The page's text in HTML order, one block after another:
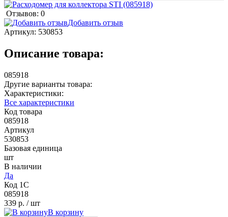
Отзывов: 0
Добавить отзыв
Артикул: 530853
Описание товара:
085918
Другие варианты товара:
Характеристики:
Все характеристики
Код товара
085918
Артикул
530853
Базовая единица
шт
В наличии
Да
Код 1С
085918
339 р. / шт
В корзину